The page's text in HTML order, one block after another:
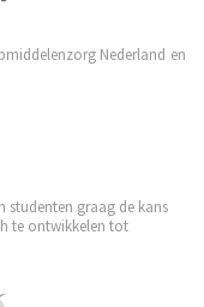
Nederland en
studenten graag de kans
te ontwikkelen tot